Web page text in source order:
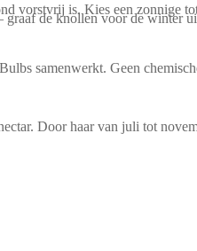
vorstvrij is. Kies een zonnige
de knollen voor de winter
samenwerkt. Geen
Door haar van juli tot